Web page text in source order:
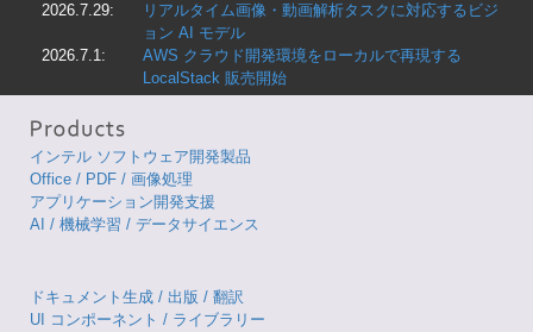
2026.7.29:
リアルタイム画像・動画解析タスクに対応するビジ
ョン AI モデル
2026.7.1:
AWS クラウド開発環境をローカルで再現する
LocalStack 販売開始
インテル ソフトウェア開発製品
Office / PDF / 画像処理
アプリケーション開発支援
AI / 機械学習 / データサイエンス
ドキュメント生成 / 出版 / 翻訳
UI コンポーネント / ライブラリー